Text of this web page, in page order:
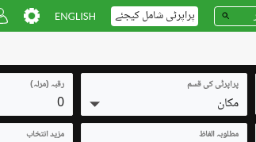
پراپرٹی شامل کیجئے
پراپرٹی کی قسم
مکان
رقبہ (مرلہ)
0
مطلوبہ الفاظ مزید انتخاب